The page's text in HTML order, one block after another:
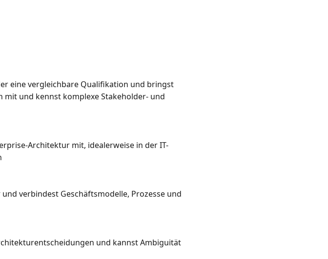
eine vergleichbare Qualifikation und bringst
und kennst komplexe Stakeholder- und
Architektur mit, idealerweise in der IT-
verbindest Geschäftsmodelle, Prozesse und
und kannst Ambiguität